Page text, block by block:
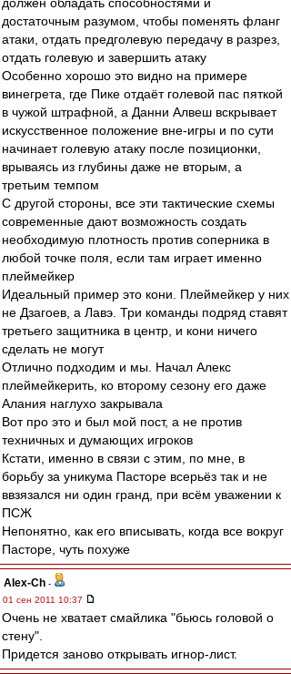
достаточным разумом, чтобы поменять фланг
атаки, отдать предголевую передачу в разрез,
отдать голевую и завершить атаку
Особенно хорошо это видно на примере
винегрета, где Пике отдаёт голевой пас пяткой
в чужой штрафной, а Данни Алвеш вскрывает
искусственное положение вне-игры и по сути
начинает голевую атаку после позиционки,
врываясь из глубины даже не вторым, а
третьим темпом
С другой стороны, все эти тактические схемы
современные дают возможность создать
необходимую плотность против соперника в
любой точке поля, если там играет именно
плеймейкер
Идеальный пример это кони. Плеймейкер у них
не Дзагоев, а Лавэ. Три команды подряд ставят
третьего защитника в центр, и кони ничего
сделать не могут
Отлично подходим и мы. Начал Алекс
плеймейкерить, ко второму сезону его даже
Алания наглухо закрывала
Вот про это и был мой пост, а не против
техничных и думающих игроков
Кстати, именно в связи с этим, по мне, в
борьбу за уникума Пасторе всерьёз так и не
ввзязался ни один гранд, при всём уважении к
ПСЖ
Непонятно, как его вписывать, когда все вокруг
Пасторе, чуть похуже
Alex-Ch -
01 сен 2011 10:37
Очень не хватает смайлика "бьюсь головой о
стену".
Придется заново открывать игнор-лист.